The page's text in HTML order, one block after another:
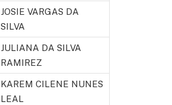
JOSIE VARGAS DA
SILVA
JULIANA DA SILVA
RAMIREZ
KAREM CILENE NUNES
LEAL